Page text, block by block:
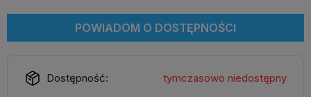
POWIADOM O DOSTĘPNOŚCI
Dostępność: tymczasowo niedostępny